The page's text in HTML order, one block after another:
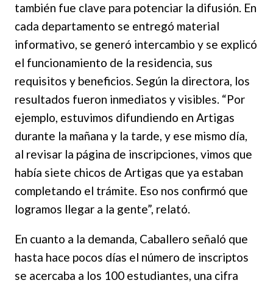
también fue clave para potenciar la difusión. En
cada departamento se entregó material
informativo, se generó intercambio y se explicó
el funcionamiento de la residencia, sus
requisitos y beneficios. Según la directora, los
resultados fueron inmediatos y visibles. “Por
ejemplo, estuvimos difundiendo en Artigas
durante la mañana y la tarde, y ese mismo día,
al revisar la página de inscripciones, vimos que
había siete chicos de Artigas que ya estaban
completando el trámite. Eso nos confirmó que
logramos llegar a la gente”, relató.
En cuanto a la demanda, Caballero señaló que
hasta hace pocos días el número de inscriptos
se acercaba a los 100 estudiantes, una cifra